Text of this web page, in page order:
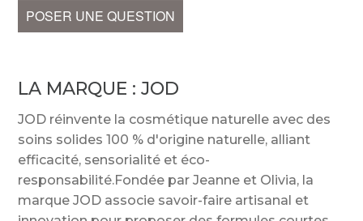
POSER UNE QUESTION
LA MARQUE :JOD
JOD réinvente la cosmétique naturelle avec des
soins solides 100 % d'origine naturelle, alliant
efficacité, sensorialité et éco-
responsabilité.Fondée par Jeanne et Olivia, la
marque JOD associe savoir-faire artisanal et